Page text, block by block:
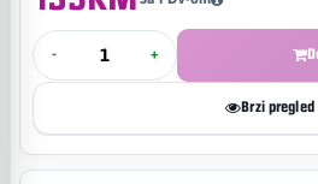
- +
Brzi pregled